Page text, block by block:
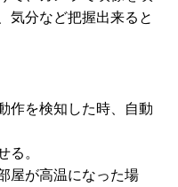
気分など把握出来ると
作を検知した時、自動
る。
屋が高温になった場